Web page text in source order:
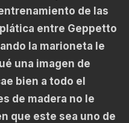
de las
entre Geppetto
la marioneta le
una imagen de
bien a todo el
de madera no le
que este sea uno de